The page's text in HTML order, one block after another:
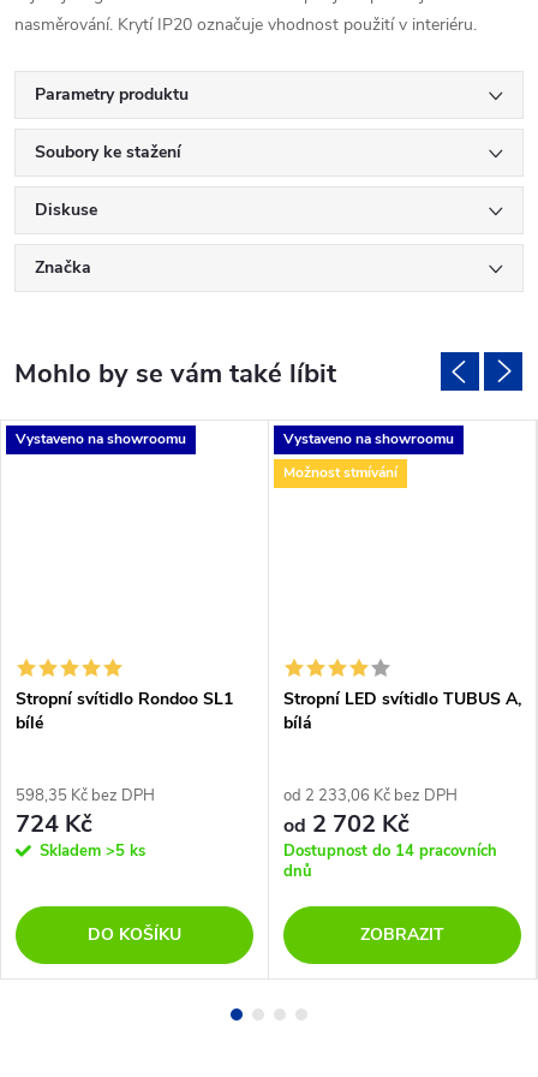
nasměrování. Krytí IP20 označuje vhodnost použití v interiéru.
Parametry produktu
Soubory ke stažení
Diskuse
Značka
Vystaveno na showroomu
Stropní svítidlo Rondoo SL1
bílé
598,35 Kč bez DPH
724 Kč
Skladem >5 ks
DO KOŠÍKU
Vystaveno na showroomu
Možnost stmívání
Stropní LED svítidlo TUBUS A,
bílá
od 2 233,06 Kč bez DPH
od 2 702 Kč
Dostupnost do 14 pracovních
dnů
ZOBRAZIT